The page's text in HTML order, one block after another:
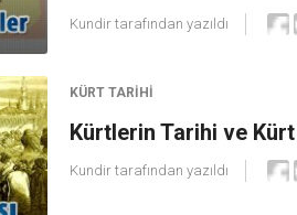
Kundir tarafından yazıldı
KÜRT TARIHI
Kürtlerin Tarihi ve Kürt
Kundir tarafından yazıldı